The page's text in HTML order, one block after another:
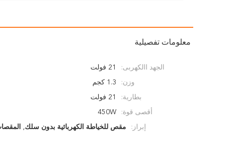
معلومات تفصيلية
الجهد االكهربى: 21 فولت
وزن: 1.3 كجم
بطارية: 21 فولت
أقصى قوة: 450W
إبراز: مقص للخياطة الكهربائية بدون سلك,